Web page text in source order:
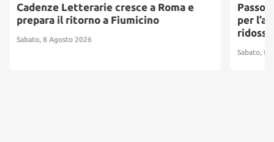
Cadenze Letterarie cresce a Roma e
prepara il ritorno a Fiumicino
Sabato, 8 Agosto 2026
per
Sabato, 8